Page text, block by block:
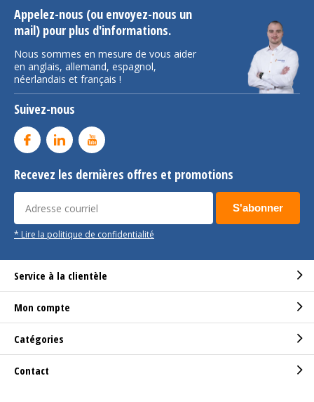
Appelez-nous (ou envoyez-nous un
mail) pour plus d'informations.
Nous sommes en mesure de vous aider
en anglais, allemand, espagnol,
néerlandais et français !
Suivez-nous
Recevez les dernières offres et promotions
S'abonner
* Lire la politique de confidentialité
Service à la clientèle
Mon compte
Catégories
Contact